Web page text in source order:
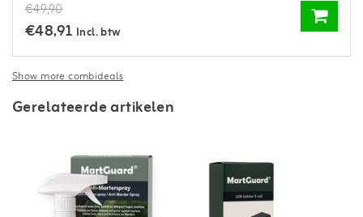
€49,90
€48,91 Incl. btw
Show more combideals
Gerelateerde artikelen